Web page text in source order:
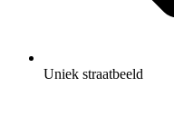
Uniek straatbeeld